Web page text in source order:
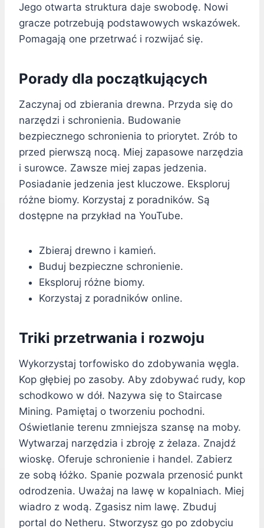
Jego otwarta struktura daje swobodę. Nowi
gracze potrzebują podstawowych wskazówek.
Pomagają one przetrwać i rozwijać się.
Porady dla początkujących
Zaczynaj od zbierania drewna. Przyda się do
narzędzi i schronienia. Budowanie
bezpiecznego schronienia to priorytet. Zrób to
przed pierwszą nocą. Miej zapasowe narzędzia
i surowce. Zawsze miej zapas jedzenia.
Posiadanie jedzenia jest kluczowe. Eksploruj
różne biomy. Korzystaj z poradników. Są
dostępne na przykład na YouTube.
Zbieraj drewno i kamień.
Buduj bezpieczne schronienie.
Eksploruj różne biomy.
Korzystaj z poradników online.
Triki przetrwania i rozwoju
Wykorzystaj torfowisko do zdobywania węgla.
Kop głębiej po zasoby. Aby zdobywać rudy, kop
schodkowo w dół. Nazywa się to Staircase
Mining. Pamiętaj o tworzeniu pochodni.
Oświetlanie terenu zmniejsza szansę na moby.
Wytwarzaj narzędzia i zbroję z żelaza. Znajdź
wioskę. Oferuje schronienie i handel. Zabierz
ze sobą łóżko. Spanie pozwala przenosić punkt
odrodzenia. Uważaj na lawę w kopalniach. Miej
wiadro z wodą. Zgasisz nim lawę. Zbuduj
portal do Netheru. Stworzysz go po zdobyciu